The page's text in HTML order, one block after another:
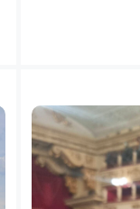
CENNIK
ZWIEDZANIE